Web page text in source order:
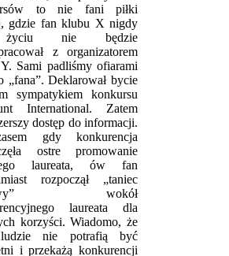
to nie fani piłki
gdzie fan klubu X nigdy
nie będzie
z organizatorem
Sami padliśmy ofiarami
„fana”. Deklarował bycie
sympatykiem konkursu
International. Zatem
dostęp do informacji.
gdy konkurencja
ostre promowanie
laureata, ów fan
rozpoczął „taniec
wokół
laureata dla
korzyści. Wiadomo, że
nie potrafią być
i przekażą konkurencji